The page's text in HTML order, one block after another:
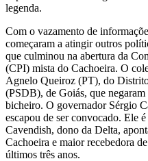
legenda.
Com o vazamento de
começaram a atingir outros
que culminou na abertura da
(CPI) mista do Cachoeira. O
Agnelo Queiroz (PT), do
(PSDB), de Goiás, que
bicheiro. O governador Sérgio
escapou de ser convocado. Ele
Cavendish, dono da Delta,
Cachoeira e maior recebedora
últimos três anos.